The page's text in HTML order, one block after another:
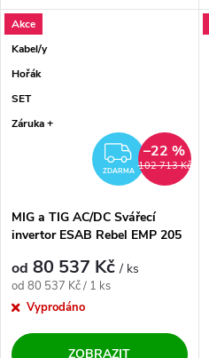
Akce
Kabel/y
Hořák
SET
Záruka +
ZDARMA
ZDARMA 102 713 Kč
–22 %
MIG a TIG AC/DC Svářecí
invertor ESAB Rebel EMP 205
od 80 537 Kč/ ks
Měrná cena:
od 80 537 Kč / 1 ks
Vyprodáno
ZOBRAZIT